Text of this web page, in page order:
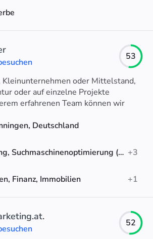
53
Kleinunternehmen oder Mittelstand,
oder auf einzelne Projekte
erfahrenen Team können wir
bei uns im Haus abbilden.
Deutschland
Content-Marketing, Suchmaschinenoptimierung (SEO), Social-Media-Marketing +3
Finanz, Immobilien
+1
52